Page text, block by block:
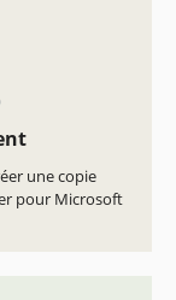
une copie
pour Microsoft